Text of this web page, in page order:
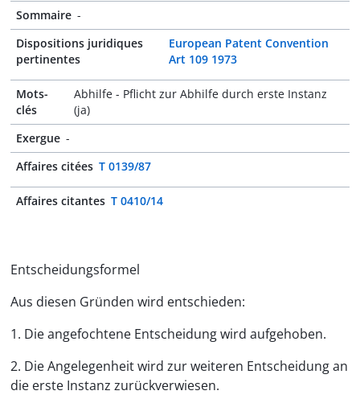
Sommaire -
Dispositions juridiques
pertinentes
European Patent Convention
Art 109 1973
Mots-
clés
Abhilfe - Pflicht zur Abhilfe durch erste Instanz
(ja)
Exergue -
Affaires citées T 0139/87
Affaires citantes T 0410/14
Entscheidungsformel
Aus diesen Gründen wird entschieden:
1. Die angefochtene Entscheidung wird aufgehoben.
2. Die Angelegenheit wird zur weiteren Entscheidung an
die erste Instanz zurückverwiesen.